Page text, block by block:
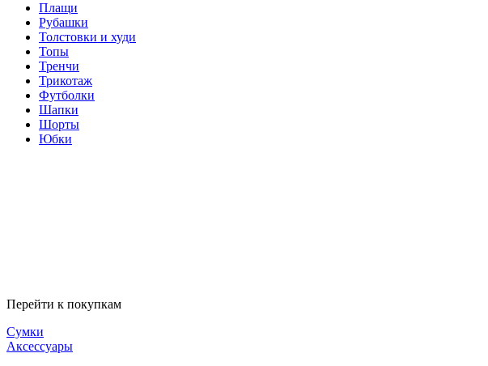
Плащи
Рубашки
Толстовки и худи
Топы
Тренчи
Трикотаж
Футболки
Шапки
Шорты
Юбки
Перейти к покупкам
Сумки
Аксессуары